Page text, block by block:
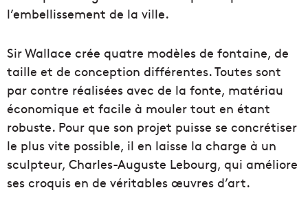
l’embellissement de la ville.
Sir Wallace crée quatre modèles de fontaine, de
taille et de conception différentes. Toutes sont
par contre réalisées avec de la fonte, matériau
économique et facile à mouler tout en étant
robuste. Pour que son projet puisse se concrétiser
le plus vite possible, il en laisse la charge à un
sculpteur, Charles-Auguste Lebourg, qui améliore
ses croquis en de véritables œuvres d’art.